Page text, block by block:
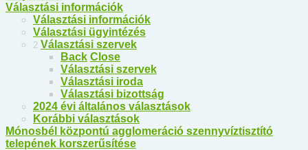
Választási információk
Választási információk
Választási ügyintézés
2 Választási szervek
Back Close
Választási szervek
Választási iroda
Választási bizottság
2024 évi általános választások
Korábbi választások
Mónosbél központú agglomeráció szennyvíztisztító
telepének korszerűsítése